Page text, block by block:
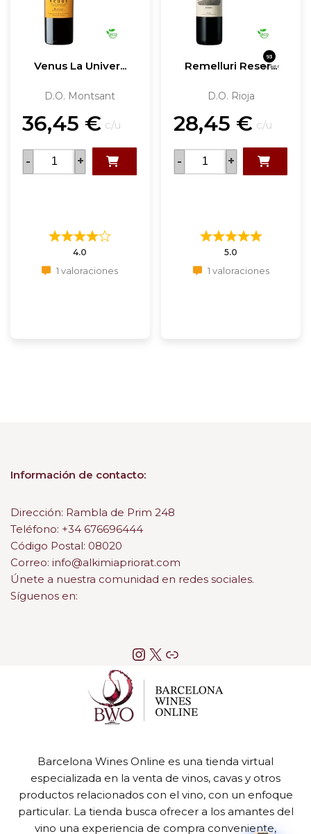
Venus La Univer...
D.O. Montsant
36,45 € c/u
- +
4.0
1 valoraciones
Remelluri Reser...
D.O. Rioja
93
Parker
28,45 € c/u
- +
5.0
1 valoraciones
Información de contacto:
Dirección: Rambla de Prim 248
Teléfono: +34 676696444
Código Postal: 08020
Correo: info@alkimiapriorat.com
Únete a nuestra comunidad en redes sociales.
Síguenos en:
Barcelona Wines Online es una tienda virtual
especializada en la venta de vinos, cavas y otros
productos relacionados con el vino, con un enfoque
particular. La tienda busca ofrecer a los amantes del
vino una experiencia de compra conveniente,